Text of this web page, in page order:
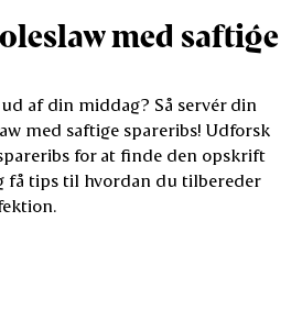
med saftige
af din middag? Så servér din
med saftige spareribs! Udforsk
for at finde den opskrift
få tips til hvordan du tilbereder